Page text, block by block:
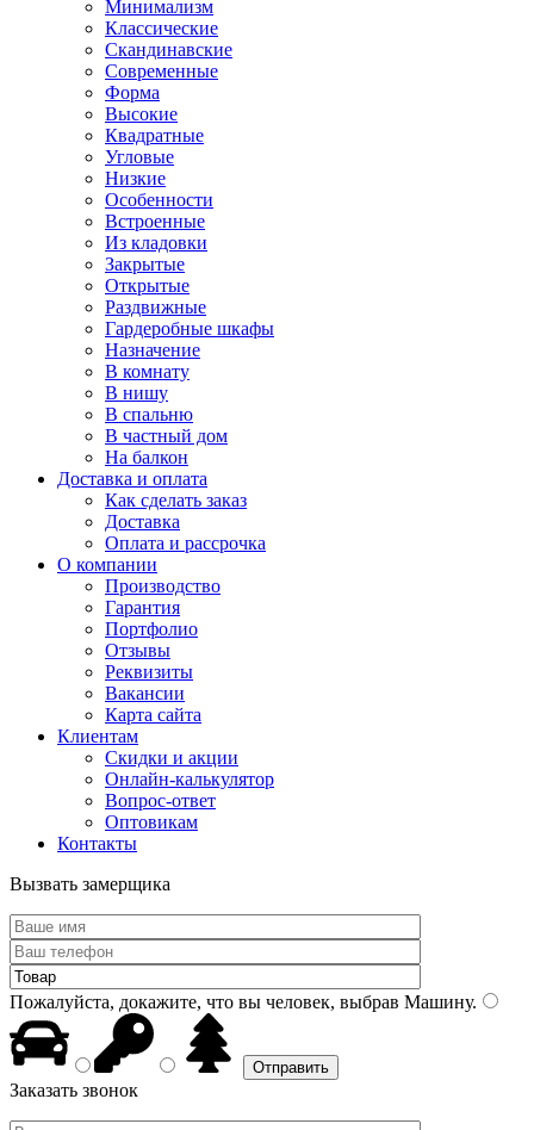
Минимализм
Классические
Скандинавские
Современные
Форма
Высокие
Квадратные
Угловые
Низкие
Особенности
Встроенные
Из кладовки
Закрытые
Открытые
Раздвижные
Гардеробные шкафы
Назначение
В комнату
В нишу
В спальню
В частный дом
На балкон
Доставка и оплата
Как сделать заказ
Доставка
Оплата и рассрочка
О компании
Производство
Гарантия
Портфолио
Отзывы
Реквизиты
Вакансии
Карта сайта
Клиентам
Скидки и акции
Онлайн-калькулятор
Вопрос-ответ
Оптовикам
Контакты
Вызвать замерщика
Пожалуйста, докажите, что вы человек, выбрав Машину.
Заказать звонок